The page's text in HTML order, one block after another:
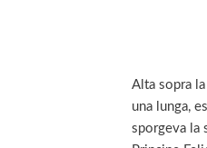
Alta sopra
una lunga,
sporgeva la